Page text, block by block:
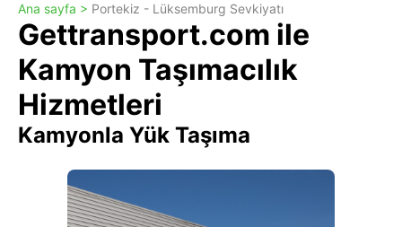
Ana sayfa > Portekiz - Lüksemburg Sevkiyatı
Gettransport.com ile
Kamyon Taşımacılık
Hizmetleri
Kamyonla Yük Taşıma